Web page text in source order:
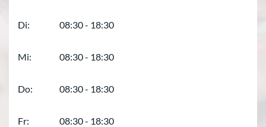
Di: 08:30 - 18:30
Mi: 08:30 - 18:30
Do: 08:30 - 18:30
Fr: 08:30 - 18:30